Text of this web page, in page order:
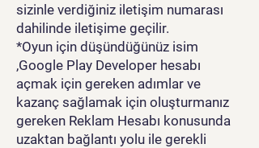
sizinle verdiğiniz iletişim numarası
dahilinde iletişime geçilir.
*Oyun için düşündüğünüz isim
,Google Play Developer hesabı
açmak için gereken adımlar ve
kazanç sağlamak için oluşturmanız
gereken Reklam Hesabı konusunda
uzaktan bağlantı yolu ile gerekli